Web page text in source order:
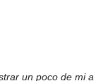
un poco de mi a